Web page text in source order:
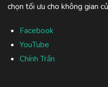
chọn tối ưu cho không gian
Facebook
YouTube
Chính Trần